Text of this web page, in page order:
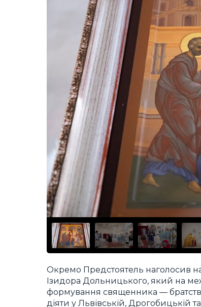
Окремо Предстоятель наголосив
Ізидора Дольницького, який на
формування священника —
діяти у Львівській, Дрогобицькій